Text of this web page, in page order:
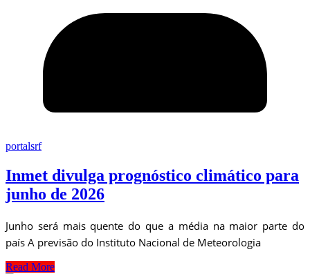
portalsrf
Inmet divulga prognóstico climático para
junho de 2026
Junho será mais quente do que a média na maior parte do
país A previsão do Instituto Nacional de Meteorologia
Read More